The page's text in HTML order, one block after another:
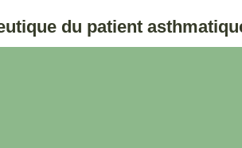
du patient